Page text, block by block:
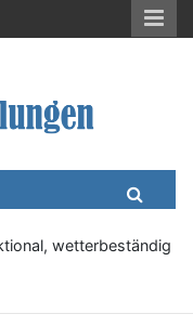
Wirtschaft
wetterbeständig